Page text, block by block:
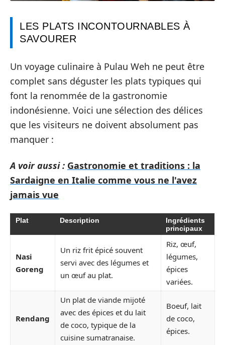
LES PLATS INCONTOURNABLES À
SAVOURER
Un voyage culinaire à Pulau Weh ne peut être
complet sans déguster les plats typiques qui
font la renommée de la gastronomie
indonésienne. Voici une sélection des délices
que les visiteurs ne doivent absolument pas
manquer :
A voir aussi : Gastronomie et traditions : la
Sardaigne en Italie comme vous ne l'avez
jamais vue
Plat Description
Ingrédients
principaux
Nasi
Goreng
Un riz frit épicé souvent
servi avec des légumes et
un œuf au plat.
Riz, œuf,
légumes,
épices
variées.
Rendang
Un plat de viande mijoté
avec des épices et du lait
de coco, typique de la
cuisine sumatranaise.
Boeuf, lait
de coco,
épices.